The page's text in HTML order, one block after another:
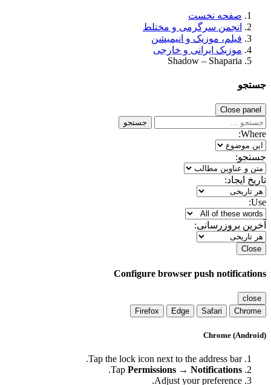
صفحه نخست
انجمن سرگرمی و مختلط
فیلم، موزیک و انیمیشن
موزیک ایرانی و خارجی
Shadow – Shaparia
جستجو
Close panel
جستجو
Where:
جستجو:
تاریخ ایجاد:
Use:
آخرین بروزرسانی:
Close
Configure browser push notifications
close
Chrome
Safari
Edge
Firefox
Chrome (Android)
Tap the lock icon next to the address bar.
Tap Permissions → Notifications
.
Adjust your preference.